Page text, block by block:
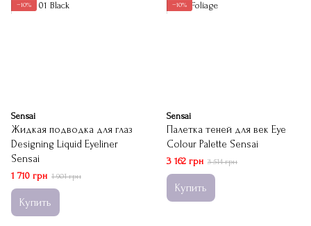
−10%
Sensai
Жидкая подводка для глаз
Designing Liquid Eyeliner
Sensai
1 710 грн 1 901 грн
Купить
−10%
Sensai
Палетка теней для век Eye
Colour Palette Sensai
3 162 грн 3 514 грн
Купить